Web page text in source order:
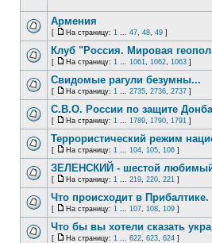
Армения
[ На страницу: 1 ... 47, 48, 49 ]
Клуб "Россия. Мировая
[ На страницу: 1 ... 1061, 1062, 1063 ]
Свидомые рагули безумны...
[ На страницу: 1 ... 2735, 2736, 2737 ]
С.В.О. России по защите
[ На страницу: 1 ... 1789, 1790, 1791 ]
Террористический режим
[ На страницу: 1 ... 104, 105, 106 ]
ЗЕЛЕНСКИЙ - шестой
[ На страницу: 1 ... 219, 220, 221 ]
Что происходит в Прибалтике.
[ На страницу: 1 ... 107, 108, 109 ]
Что бы вы хотели сказать
[ На страницу: 1 ... 622, 623, 624 ]